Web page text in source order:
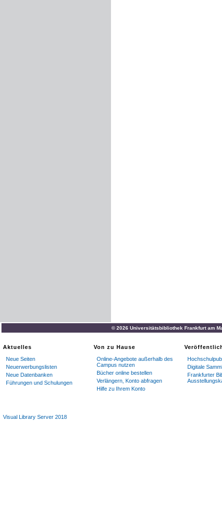
© 2026 Universitätsbibliothek Frankfurt am
Aktuelles
Neue Seiten
Neuerwerbungslisten
Neue Datenbanken
Führungen und Schulungen
Von zu Hause
Online-Angebote außerhalb des
Campus nutzen
Bücher online bestellen
Verlängern, Konto abfragen
Hilfe zu Ihrem Konto
Digitale
Frankfurter
Visual Library Server 2018